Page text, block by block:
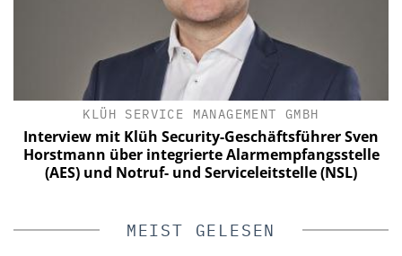
KLÜH SERVICE MANAGEMENT GMBH
Interview mit Klüh Security-Geschäftsführer Sven
Horstmann über integrierte Alarmempfangsstelle
(AES) und Notruf- und Serviceleitstelle (NSL)
MEIST GELESEN